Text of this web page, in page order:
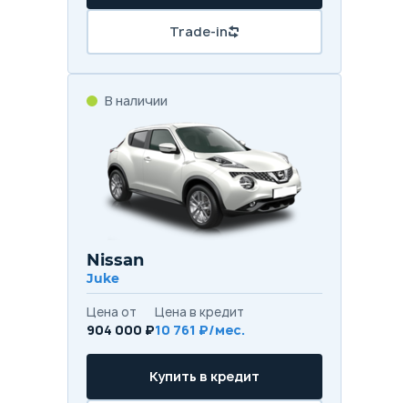
Trade-in
В наличии
Nissan
Juke
Цена от
904 000 ₽
Цена в кредит
10 761 ₽/мес.
Купить в кредит